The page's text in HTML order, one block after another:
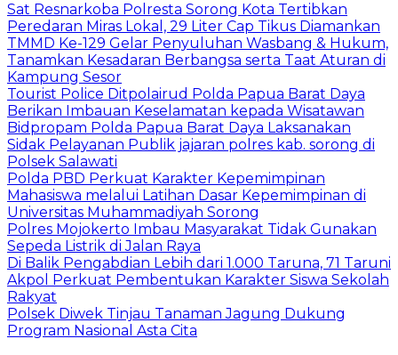
Sat Resnarkoba Polresta Sorong Kota Tertibkan
Peredaran Miras Lokal, 29 Liter Cap Tikus Diamankan
TMMD Ke-129 Gelar Penyuluhan Wasbang & Hukum,
Tanamkan Kesadaran Berbangsa serta Taat Aturan di
Kampung Sesor
Tourist Police Ditpolairud Polda Papua Barat Daya
Berikan Imbauan Keselamatan kepada Wisatawan
Bidpropam Polda Papua Barat Daya Laksanakan
Sidak Pelayanan Publik jajaran polres kab. sorong di
Polsek Salawati
Polda PBD Perkuat Karakter Kepemimpinan
Mahasiswa melalui Latihan Dasar Kepemimpinan di
Universitas Muhammadiyah Sorong
Polres Mojokerto Imbau Masyarakat Tidak Gunakan
Sepeda Listrik di Jalan Raya
Di Balik Pengabdian Lebih dari 1.000 Taruna, 71 Taruni
Akpol Perkuat Pembentukan Karakter Siswa Sekolah
Rakyat
Polsek Diwek Tinjau Tanaman Jagung Dukung
Program Nasional Asta Cita